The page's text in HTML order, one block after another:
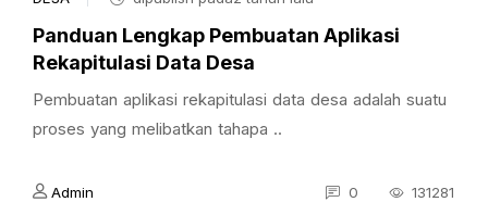
Panduan Lengkap Pembuatan Aplikasi
Rekapitulasi Data Desa
Pembuatan aplikasi rekapitulasi data desa adalah suatu
proses yang melibatkan tahapa ..
Admin 0 131281